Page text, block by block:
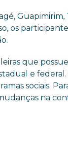
Guapimirim,
os
que
e
sociais.
na